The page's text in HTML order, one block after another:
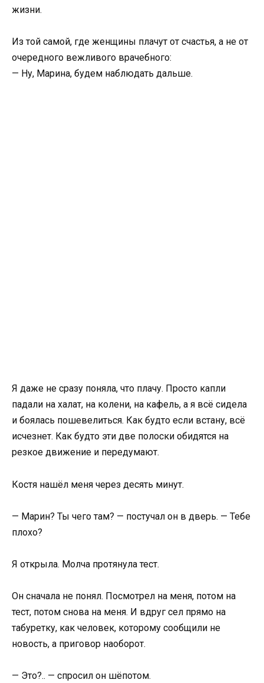
жизни.
Из той самой, где женщины плачут от счастья, а не от
очередного вежливого врачебного:
— Ну, Марина, будем наблюдать дальше.
Я даже не сразу поняла, что плачу. Просто капли
падали на халат, на колени, на кафель, а я всё сидела
и боялась пошевелиться. Как будто если встану, всё
исчезнет. Как будто эти две полоски обидятся на
резкое движение и передумают.
Костя нашёл меня через десять минут.
— Марин? Ты чего там? — постучал он в дверь. — Тебе
плохо?
Я открыла. Молча протянула тест.
Он сначала не понял. Посмотрел на меня, потом на
тест, потом снова на меня. И вдруг сел прямо на
табуретку, как человек, которому сообщили не
новость, а приговор наоборот.
— Это?.. — спросил он шёпотом.